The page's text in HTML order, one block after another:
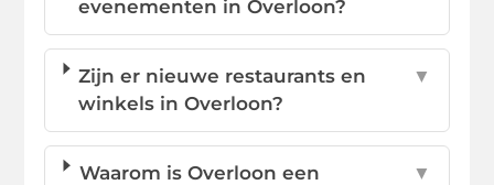
evenementen in Overloon?
Zijn er nieuwe restaurants en
winkels in Overloon?
▼
Waarom is Overloon een
▼